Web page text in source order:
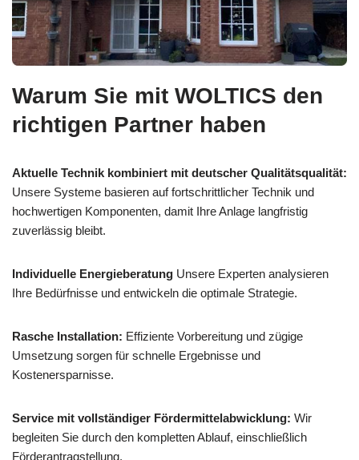
Warum Sie mit WOLTICS den
richtigen Partner haben
Aktuelle Technik kombiniert mit deutscher Qualitätsqualität:
Unsere Systeme basieren auf fortschrittlicher Technik und
hochwertigen Komponenten, damit Ihre Anlage langfristig
zuverlässig bleibt.
Individuelle Energieberatung Unsere Experten analysieren
Ihre Bedürfnisse und entwickeln die optimale Strategie.
Rasche Installation: Effiziente Vorbereitung und zügige
Umsetzung sorgen für schnelle Ergebnisse und
Kostenersparnisse.
Service mit vollständiger Fördermittelabwicklung: Wir
begleiten Sie durch den kompletten Ablauf, einschließlich
Förderantragstellung.